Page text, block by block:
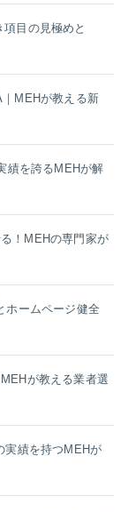
目の見極めと
MEHが教える新
績を誇るMEHが解
！MEHの専門家が
ホームページ健全
が教える業者選
実績を持つMEHが